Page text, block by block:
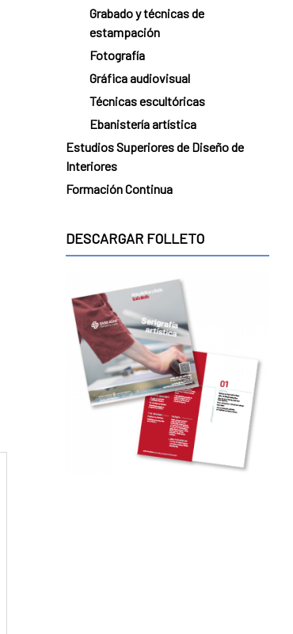
Grabado y técnicas de
estampación
Fotografía
Gráfica audiovisual
Técnicas escultóricas
Ebanistería artística
Estudios Superiores de Diseño de
Interiores
Formación Continua
DESCARGAR FOLLETO